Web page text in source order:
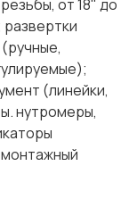
от 18" до
(линейки,
нутромеры,